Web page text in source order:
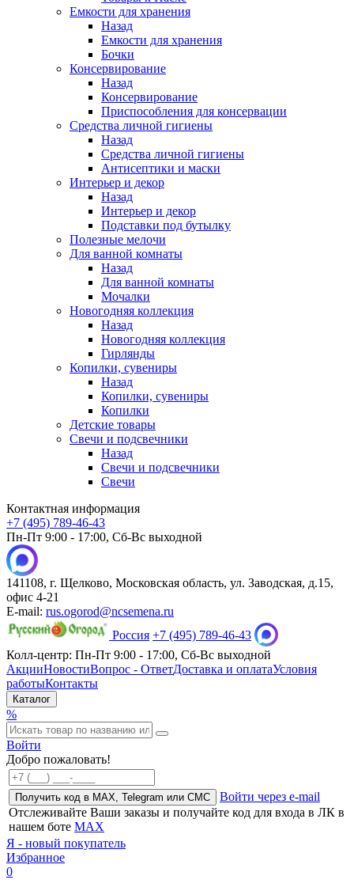
Емкости для хранения
Назад
Емкости для хранения
Бочки
Консервирование
Назад
Консервирование
Приспособления для консервации
Средства личной гигиены
Назад
Средства личной гигиены
Антисептики и маски
Интерьер и декор
Назад
Интерьер и декор
Подставки под бутылку
Полезные мелочи
Для ванной комнаты
Назад
Для ванной комнаты
Мочалки
Новогодняя коллекция
Назад
Новогодняя коллекция
Гирлянды
Копилки, сувениры
Назад
Копилки, сувениры
Копилки
Детские товары
Свечи и подсвечники
Назад
Свечи и подсвечники
Свечи
Контактная информация
+7 (495) 789-46-43
Пн-Пт 9:00 - 17:00, Сб-Вс выходной
141108, г. Щелково, Московская область, ул. Заводская, д.15,
офис 4-21
E-mail: rus.ogorod@ncsemena.ru
Россия +7 (495) 789-46-43
Колл-центр: Пн-Пт 9:00 - 17:00, Сб-Вс выходной
АкцииНовостиВопрос - ОтветДоставка и оплатаУсловия
работыКонтакты
Каталог
%
Войти
Добро пожаловать!
Получить код в MAX, Telegram или СМС
Войти через e-mail
Отслеживайте Ваши заказы и получайте код для входа в ЛК в
нашем боте MAX
Я - новый покупатель
Избранное
0